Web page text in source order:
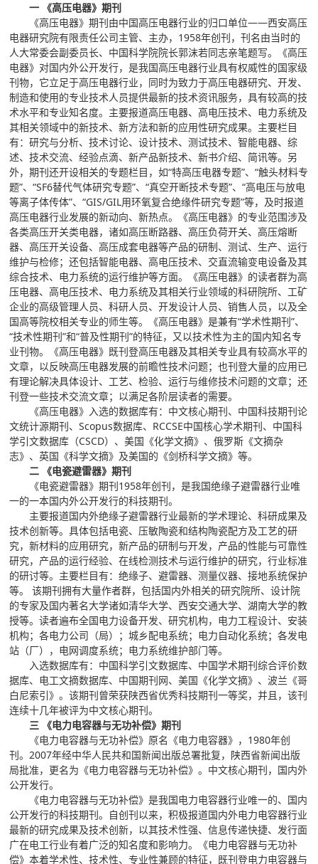
一 《高压电器》期刊
《高压电器》期刊由中国高压电器行业的归口单位——西安高压
电器研究院有限责任公司主管、主办，1958年创刊，刊名由当时的
人大常委会副委员长、中国科学院院长郭沫若同志亲笔题写。《高压
电器》对国内外公开发行，是我国高压电器行业具有权威性的国家级
刊物，它立足于高压电器行业，同时为致力于高压电器研究、开发、
制造和使用的专业技术人员提供最新的技术资讯服务，具有较高的技
术水平和专业知名度。主要报道高压电器、高电压技术、电力系统及
其相关领域中的新技术、新方法和新的应用性研究成果。主要栏目
有：研究与分析、技术讨论、设计技术、测试技术、智能电器、综
述、技术交流、经验点滴、新产品新技术、新书介绍、简讯等。另
外，期刊还开设相关的专题栏目，如“特高压电器专题”、“触头材料专
题”、“SF6替代气体研究专题”、“真空开断技术专题”、“高电压与放电
等离子体传体”、“GIS/GIL用环氧复合绝缘件研究专题”等，及时报道
高压电器行业发展的新动向、新热点。《高压电器》的专业范围涉及
各类高压开关类电器，诸如高压断路器、高压负荷开关、高压熔断
器、高压开关设备、高压成套电器等产品的研制、测试、生产、运行
维护与检修；还包括智能电器、高电压技术、交直流输变电设备及其
综合技术、电力系统的运行维护等方面。《高压电器》的读者群为高
压电器、高电压技术、电力系统及其相关行业领域的科研院所、工矿
企业的高级管理人员、科研人员、开发设计人员、销售人员，以及全
国高等院校相关专业的师生等。《高压电器》是兼有“学术性期刊”、
“技术性期刊”和“普及性期刊”的特征，又以技术性为主的国内知名专
业刊物。《高压电器》既刊登高压电器及其相关专业具有较高水平的
文章，以反映高压电器发展的前瞻性技术问题；也刊登大量的应用已
有理论解决具体设计、工艺、检验、运行与维修技术问题的文章；还
刊登一些技术交流文章；以满足各阶层读者的需要。
《高压电器》入选的数据库有：中文核心期刊、中国科技期刊论
文统计源期刊、Scopus数据库、RCCSE中国核心学术期刊、中国科
学引文数据库（CSCD）、美国《化学文摘》、俄罗斯《文摘杂
志》、英国《科学文摘》及美国的《剑桥科学文摘》等。
二 《电瓷避雷器》期刊
《电瓷避雷器》期刊1958年创刊，是我国绝缘子避雷器行业唯
一的一本国内外公开发行的科技期刊。
主要报道国内外绝缘子避雷器行业最新的学术理论、科研成果及
技术创新等。具体包括电瓷、压敏陶瓷和结构陶瓷配方及工艺的研
究，新材料的应用研究，新产品的研制与开发，产品的性能与可靠性
研究，产品的运行经验、在线检测技术与运行维护的研究，行业标准
的研讨等。主要栏目有：绝缘子、避雷器、测量仪器、接地系统保护
等。 该期刊拥有大量作者群，包括国内外相关的研究院所、设计院
的专家及国内著名大学诸如清华大学、西安交通大学、湖南大学的教
授等。读者遍布全国电力设备开发、研究机构，电力工程设计、安装
机构；各电力公司（局）；城乡配电系统；电力自动化系统；各发电
站（厂），电网调度系统；电力系统维护部门等。
入选数据库有：中国科学引文数据库、中国学术期刊综合评价数
据库、电工文摘数据库、中国期刊网、美国《化学文摘》、波兰《哥
白尼索引》。该期刊曾荣获陕西省优秀科技期刊一等奖，并且，该刊
连续十几年被评为中文核心期刊。
三 《电力电容器与无功补偿》期刊
《电力电容器与无功补偿》原名《电力电容器》，1980年创
刊。2007年经中华人民共和国新闻出版总署批复，陕西省新闻出版
局批准，更名为《电力电容器与无功补偿》。中文核心期刊，国内外
公开发行。
《电力电容器与无功补偿》是我国电力电容器行业唯一的、国内
公开发行的科技期刊。自创刊以来，积极报道国内外电力电容器行业
最新的研究成果及技术创新，以其技术性强、信息传递快捷、发行面
广在电工行业有着广泛的知名度和影响力。《电力电容器与无功补
偿》本着学术性、技术性、专业性兼顾的特征，既刊登电力电容器与